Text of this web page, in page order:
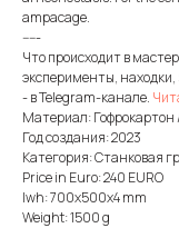
ampacage.
-----
Что происходит в
эксперименты, находки,
- в Telegram-канале.
Материал: Гофрокартон
Год создания: 2023
Категория: Станковая
Price in Euro: 240 EURO
lwh: 700x500x4 mm
Weight: 1500 g